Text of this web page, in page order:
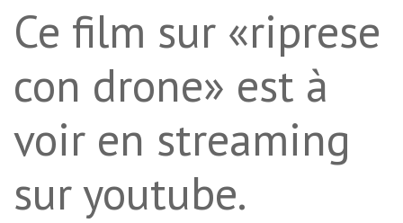
Ce film sur «riprese
con drone» est à
voir en streaming
sur youtube.